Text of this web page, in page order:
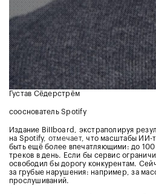
Густав Сёдерстрём
сооснователь Spotify
Издание Billboard, экстраполируя
на Spotify, отмечает, что масштабы ИИ-
быть ещё более впечатляющими: до 100
треков в день. Если бы сервис
освободил бы дорогу конкурентам.
за грубые нарушения: например, за
прослушиваний.